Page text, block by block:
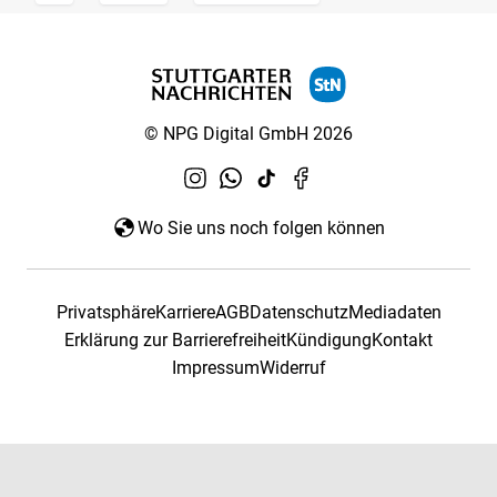
© NPG Digital GmbH 2026
Wo Sie uns noch folgen können
PrivatsphäreKarriereAGBDatenschutzMediadaten
Erklärung zur BarrierefreiheitKündigungKontakt
ImpressumWiderruf